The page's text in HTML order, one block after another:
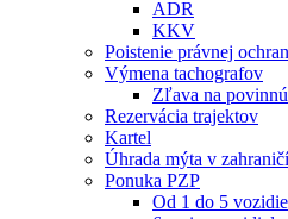
ADR
KKV
Poistenie právnej
Výmena tachografov
Zľava na
Rezervácia trajektov
Kartel
Úhrada mýta v zahraničí
Ponuka PZP
Od 1 do 5